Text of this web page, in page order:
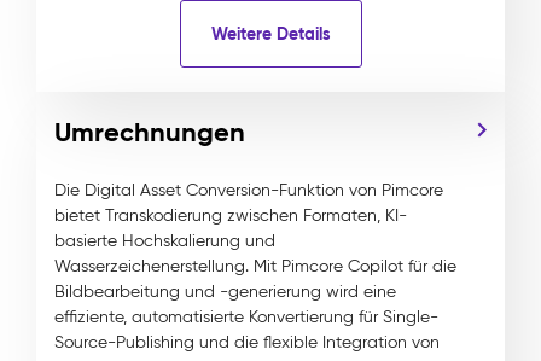
Weitere Details
Umrechnungen
Die Digital Asset Conversion-Funktion von Pimcore
bietet Transkodierung zwischen Formaten, KI-
basierte Hochskalierung und
Wasserzeichenerstellung. Mit Pimcore Copilot für die
Bildbearbeitung und -generierung wird eine
effiziente, automatisierte Konvertierung für Single-
Source-Publishing und die flexible Integration von